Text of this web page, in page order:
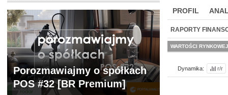
PROFIL
BR LAB
RAPORTY
WARTOŚCI RYNKOWEJ
Dynamika: r/r
Porozmawiajmy o spółkach
POS #32 [BR Premium]